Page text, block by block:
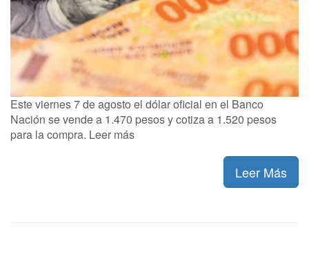
Este viernes 7 de agosto el dólar oficial en el Banco
Nación se vende a 1.470 pesos y cotiza a 1.520 pesos
para la compra. Leer más
Leer Más